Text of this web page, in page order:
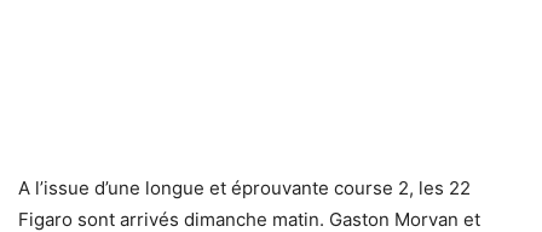
A l’issue d’une longue et éprouvante course 2, les 22
Figaro sont arrivés dimanche matin. Gaston Morvan et